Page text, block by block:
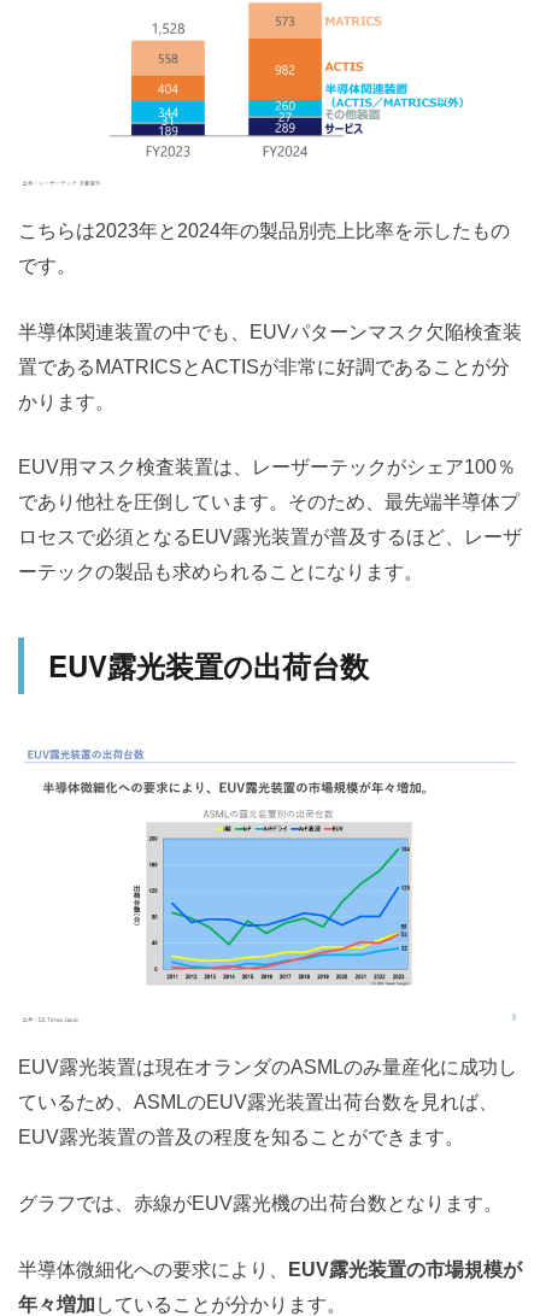
こちらは2023年と2024年の製品別売上比率を示したもの
です。
半導体関連装置の中でも、EUVパターンマスク欠陥検査装
置であるMATRICSとACTISが非常に好調であることが分
かります。
EUV用マスク検査装置は、レーザーテックがシェア100％
であり他社を圧倒しています。そのため、最先端半導体プ
ロセスで必須となるEUV露光装置が普及するほど、レーザ
ーテックの製品も求められることになります。
EUV露光装置の出荷台数
EUV露光装置は現在オランダのASMLのみ量産化に成功し
ているため、ASMLのEUV露光装置出荷台数を見れば、
EUV露光装置の普及の程度を知ることができます。
グラフでは、赤線がEUV露光機の出荷台数となります。
半導体微細化への要求により、
EUV露光装置の市場規模が
年々増加 していることが分かります。